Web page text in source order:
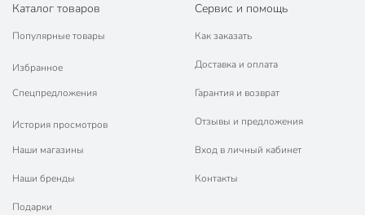
Каталог товаров
Популярные товары
Избранное
Спецпредложения
История просмотров
Наши магазины
Наши бренды
Подарки
Сервис и помощь
Как заказать
Доставка и оплата
Гарантия и возврат
Отзывы и предложения
Вход в личный кабинет
Контакты